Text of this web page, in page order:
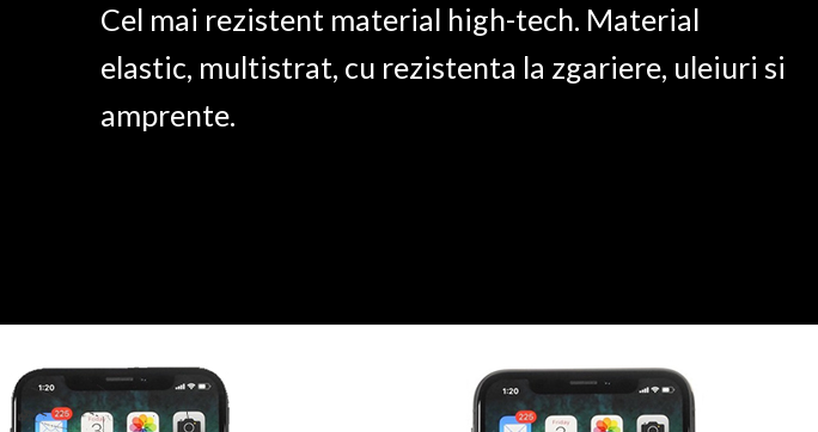
Cel mai rezistent material high-tech. Material
elastic, multistrat, cu rezistenta la zgariere, uleiuri si
amprente.